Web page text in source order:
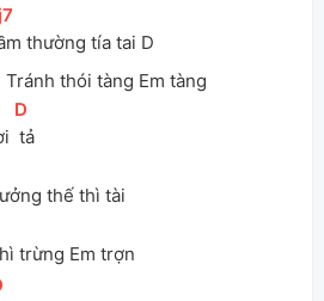
thường tía tai D
thói tàng Em tàng
[D
tả
thế thì tài
trừng Em trợn